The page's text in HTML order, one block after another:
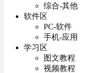
综合-其他
软件区
PC-软件
手机-应用
学习区
图文教程
视频教程